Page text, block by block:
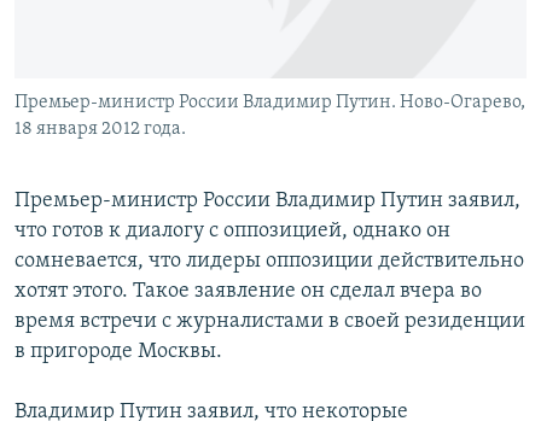
Премьер-министр России Владимир Путин. Ново-Огарево,
18 января 2012 года.
Премьер-министр России Владимир Путин заявил,
что готов к диалогу с оппозицией, однако он
сомневается, что лидеры оппозиции действительно
хотят этого. Такое заявление он сделал вчера во
время встречи с журналистами в своей резиденции
в пригороде Москвы.
Владимир Путин заявил, что некоторые